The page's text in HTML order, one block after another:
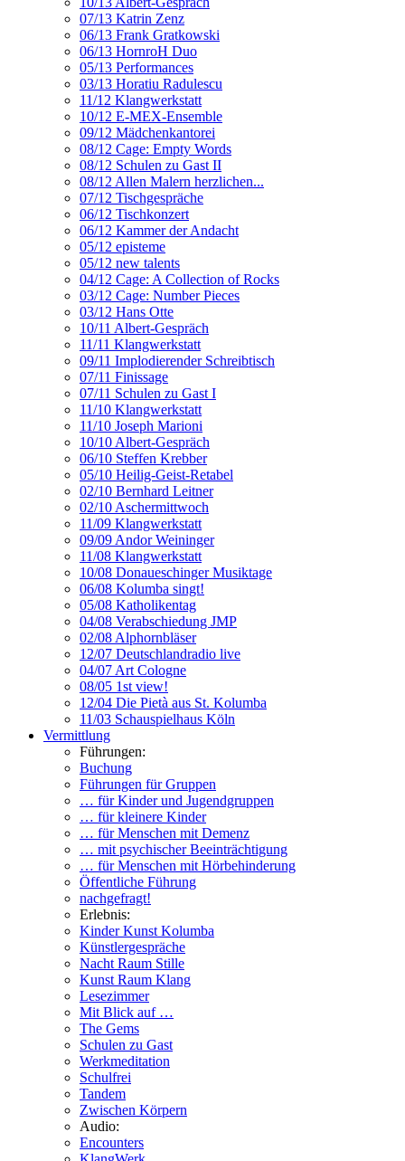
07/13 Katrin Zenz
06/13 Frank Gratkowski
06/13 HornroH Duo
05/13 Performances
03/13 Horatiu Radulescu
11/12 Klangwerkstatt
10/12 E-MEX-Ensemble
09/12 Mädchenkantorei
08/12 Cage: Empty Words
08/12 Schulen zu Gast II
08/12 Allen Malern herzlichen...
07/12 Tischgespräche
06/12 Tischkonzert
06/12 Kammer der Andacht
05/12 episteme
05/12 new talents
04/12 Cage: A Collection of Rocks
03/12 Cage: Number Pieces
03/12 Hans Otte
10/11 Albert-Gespräch
11/11 Klangwerkstatt
09/11 Implodierender Schreibtisch
07/11 Finissage
07/11 Schulen zu Gast I
11/10 Klangwerkstatt
11/10 Joseph Marioni
10/10 Albert-Gespräch
06/10 Steffen Krebber
05/10 Heilig-Geist-Retabel
02/10 Bernhard Leitner
02/10 Aschermittwoch
11/09 Klangwerkstatt
09/09 Andor Weininger
11/08 Klangwerkstatt
10/08 Donaueschinger Musiktage
06/08 Kolumba singt!
05/08 Katholikentag
04/08 Verabschiedung JMP
02/08 Alphornbläser
12/07 Deutschlandradio live
04/07 Art Cologne
08/05 1st view!
12/04 Die Pietà aus St. Kolumba
11/03 Schauspielhaus Köln
Vermittlung
Führungen:
Buchung
Führungen für Gruppen
… für Kinder und Jugendgruppen
… für kleinere Kinder
… für Menschen mit Demenz
… mit psychischer Beeinträchtigung
… für Menschen mit Hörbehinderung
Öffentliche Führung
nachgefragt!
Erlebnis:
Kinder Kunst Kolumba
Künstlergespräche
Nacht Raum Stille
Kunst Raum Klang
Lesezimmer
Mit Blick auf …
The Gems
Schulen zu Gast
Werkmeditation
Schulfrei
Tandem
Zwischen Körpern
Audio:
Encounters